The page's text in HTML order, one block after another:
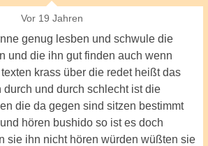
Vor 19 Jahren
genug lesben und schwule die
und die ihn gut finden auch wenn
krass über die redet heißt das
durch und durch schlecht ist die
die da gegen sind sitzen bestimmt
hören bushido so ist es doch
sie ihn nicht hören würden wüßten sie